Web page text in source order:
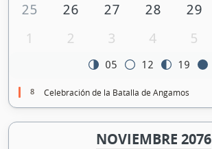
25
26 27 28 29
1
2 3 4 5
05 12 19
8 Celebración de la Batalla de Angamos
NOVIEMBRE 2076